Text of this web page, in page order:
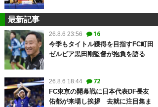
最新記事
26.8.6 23:56 16
今季もタイトル獲得を目指すFC町田
ゼルビア黒田剛監督が抱負を語る
26.8.6 18:44 72
FC東京の開幕戦に日本代表DF長友
佑都が来場し挨拶 去就に注目集ま